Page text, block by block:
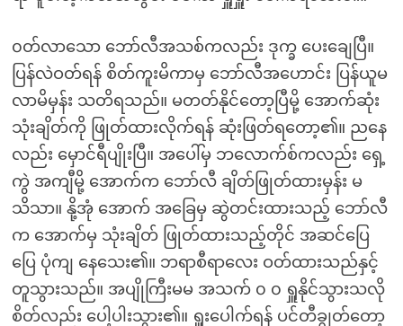
၀တ်လာသော ဘော်လီအသစ်ကလည်း ဒုက္ခ ပေးချေပြီ။
ပြန်လဲဝတ်ရန် စိတ်ကူးမိကာမှ ဘော်လီအဟောင်း ပြန်ယူမ
လာမိမှန်း သတိရသည်။ မတတ်နိုင်တော့ပြီမို့ အောက်ဆုံး
သုံးချိတ်ကို ဖြုတ်ထားလိုက်ရန် ဆုံးဖြတ်ရတော့၏။ ညနေ
လည်း မှောင်ရီပျိုးပြီ။ အပေါ်မှ ဘလောက်စ်ကလည်း ရှေ့
ကွဲ အကျီမို့ အောက်က ဘော်လီ ချိတ်ဖြုတ်ထားမှန်း မ
သိသာ။ နို့အုံ အောက် အခြေမှ ဆွဲတင်းထားသည့် ဘော်လီ
က အောက်မှ သုံးချိတ် ဖြုတ်ထားသည့်တိုင် အဆင်ပြေ
ပြေ ပုံကျ နေသေး၏။ ဘရာစီရာလေး ဝတ်ထားသည်နှင့်
တူသွားသည်။ အပျိုကြီးမမ အသက် ၀ ၀ ရှူနိုင်သွားသလို
စိတ်လည်း ပေါ့ပါးသွား၏။ ရှူးပေါက်ရန် ပင်တီချွတ်တော့